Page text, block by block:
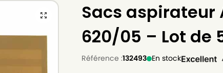
Sacs aspirateur
620/05 – Lot de
Référence :132493 En stock